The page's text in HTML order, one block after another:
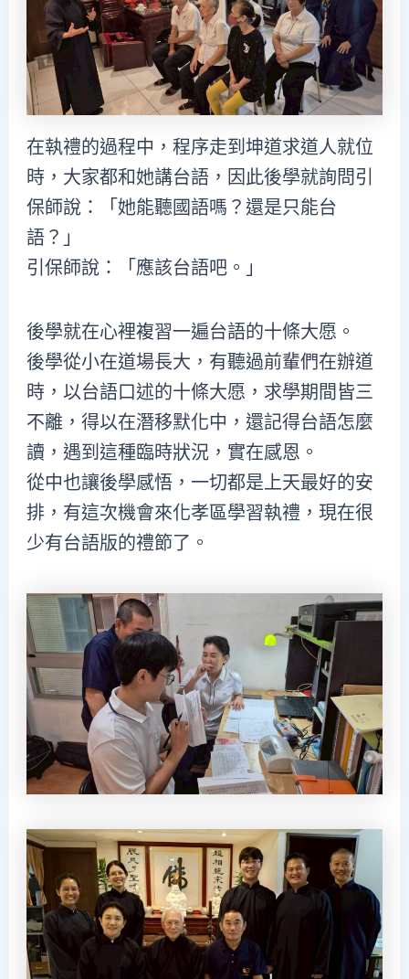
在執禮的過程中，程序走到坤道求道人就位
時，大家都和她講台語，因此後學就詢問引
保師說：「她能聽國語嗎？還是只能台
語？」
引保師說：「應該台語吧。」
後學就在心裡複習一遍台語的十條大愿。
後學從小在道場長大，有聽過前輩們在辦道
時，以台語口述的十條大愿，求學期間皆三
不離，得以在潛移默化中，還記得台語怎麼
讀，遇到這種臨時狀況，實在感恩。
從中也讓後學感悟，一切都是上天最好的安
排，有這次機會來化孝區學習執禮，現在很
少有台語版的禮節了。